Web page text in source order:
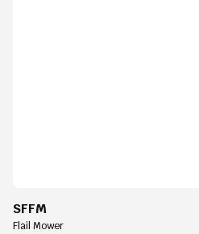
SFFM
Flail Mower